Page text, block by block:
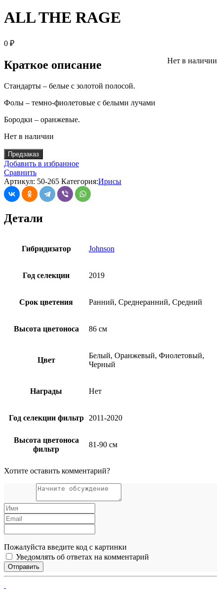
ALL THE RAGE
0 ₽
Нет в наличии
Краткое описание
Стандарты – белые с золотой полосой.
Фолы – темно-фиолетовые с белыми лучами
Бородки – оранжевые.
Нет в наличии
Предзаказ
Добавить в избранное
Сравнить
Артикул: 50-265 Категория:Ирисы
Детали
Гибридизатор Johnson
Год селекции 2019
Срок цветения Ранний, Среднеранний, Средний
Высота цветоноса 86 см
Цвет
Белый, Оранжевый, Фиолетовый,
Черный
Награды Нет
Год селекции фильтр 2011-2020
Высота цветоноса
фильтр
81-90 см
Хотите оставить комментарий?
Пожалуйста введите код с картинки
Уведомлять об ответах на комментарий